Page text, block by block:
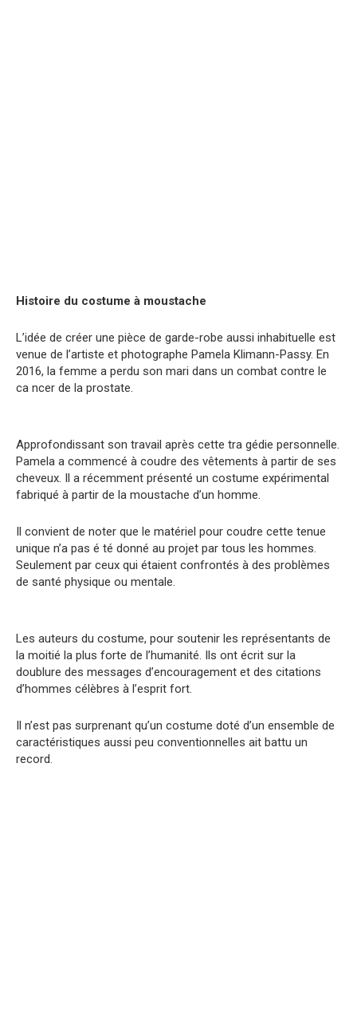
Histoire du costume à moustache
L’idée de créer une pièce de garde-robe aussi inhabituelle est
venue de l’artiste et photographe Pamela Klimann-Passy. En
2016, la femme a perdu son mari dans un combat contre le
ca ncer de la prostate.
Approfondissant son travail après cette tra gédie personnelle.
Pamela a commencé à coudre des vêtements à partir de ses
cheveux. Il a récemment présenté un costume expérimental
fabriqué à partir de la moustache d’un homme.
Il convient de noter que le matériel pour coudre cette tenue
unique n’a pas é té donné au projet par tous les hommes.
Seulement par ceux qui étaient confrontés à des problèmes
de santé physique ou mentale.
Les auteurs du costume, pour soutenir les représentants de
la moitié la plus forte de l’humanité. Ils ont écrit sur la
doublure des messages d’encouragement et des citations
d’hommes célèbres à l’esprit fort.
Il n’est pas surprenant qu’un costume doté d’un ensemble de
caractéristiques aussi peu conventionnelles ait battu un
record.